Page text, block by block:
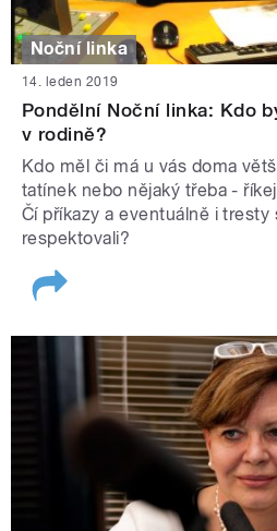
Noční linka
14. leden 2019
Pondělní Noční linka: Kdo
v rodině?
Kdo měl či má u vás doma
tatínek nebo nějaký třeba -
Čí příkazy a eventuálně i tresty
respektovali?